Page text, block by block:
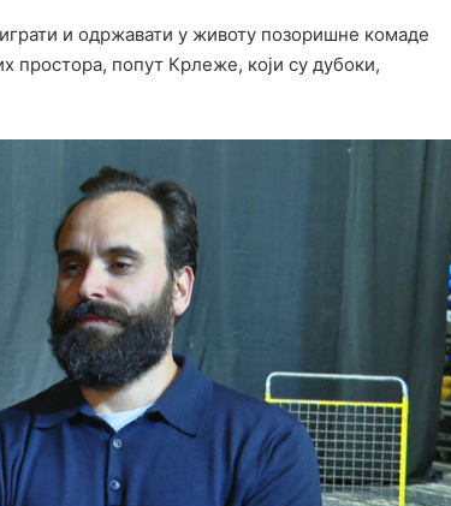
и одржавати у животу позоришне комаде
простора, попут Крлеже, који су дубоки,